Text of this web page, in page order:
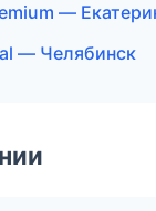
—
— Челябинск